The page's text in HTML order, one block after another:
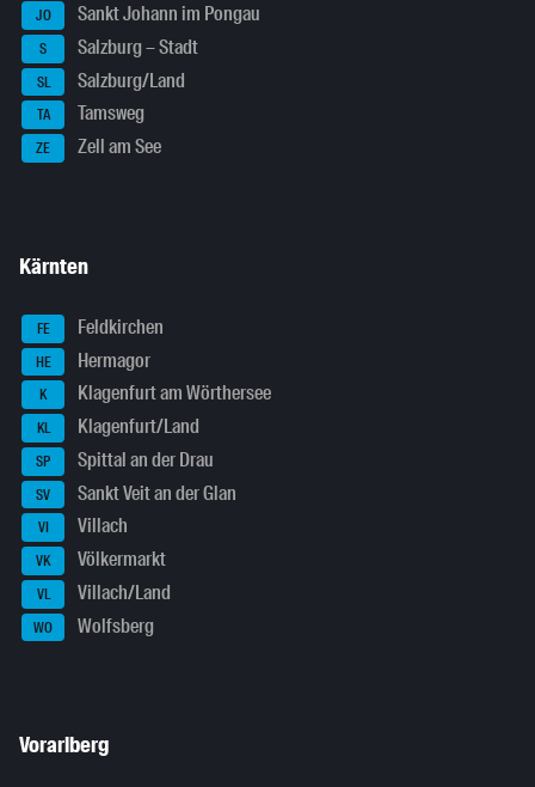
JO Sankt Johann im Pongau
S Salzburg – Stadt
SL Salzburg/Land
TA Tamsweg
ZE Zell am See
Kärnten
FE Feldkirchen
HE Hermagor
K Klagenfurt am Wörthersee
KL Klagenfurt/Land
SP Spittal an der Drau
SV Sankt Veit an der Glan
VI Villach
VK Völkermarkt
VL Villach/Land
WO Wolfsberg
Vorarlberg